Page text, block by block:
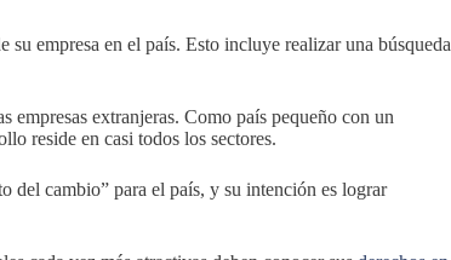
empresa en el país. Esto incluye realizar una búsqueda
empresas extranjeras. Como país pequeño con un
reside en casi todos los sectores.
del cambio” para el país, y su intención es lograr